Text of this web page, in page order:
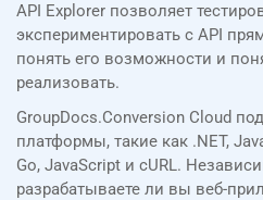
API Explorer позволяет
экспериментировать с API
понять его возможности и
реализовать.
GroupDocs.Conversion Cloud
платформы, такие как .NET,
Go, JavaScript и cURL.
разрабатываете ли вы веб-